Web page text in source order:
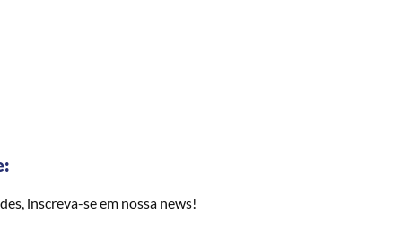
inscreva-se em nossa news!